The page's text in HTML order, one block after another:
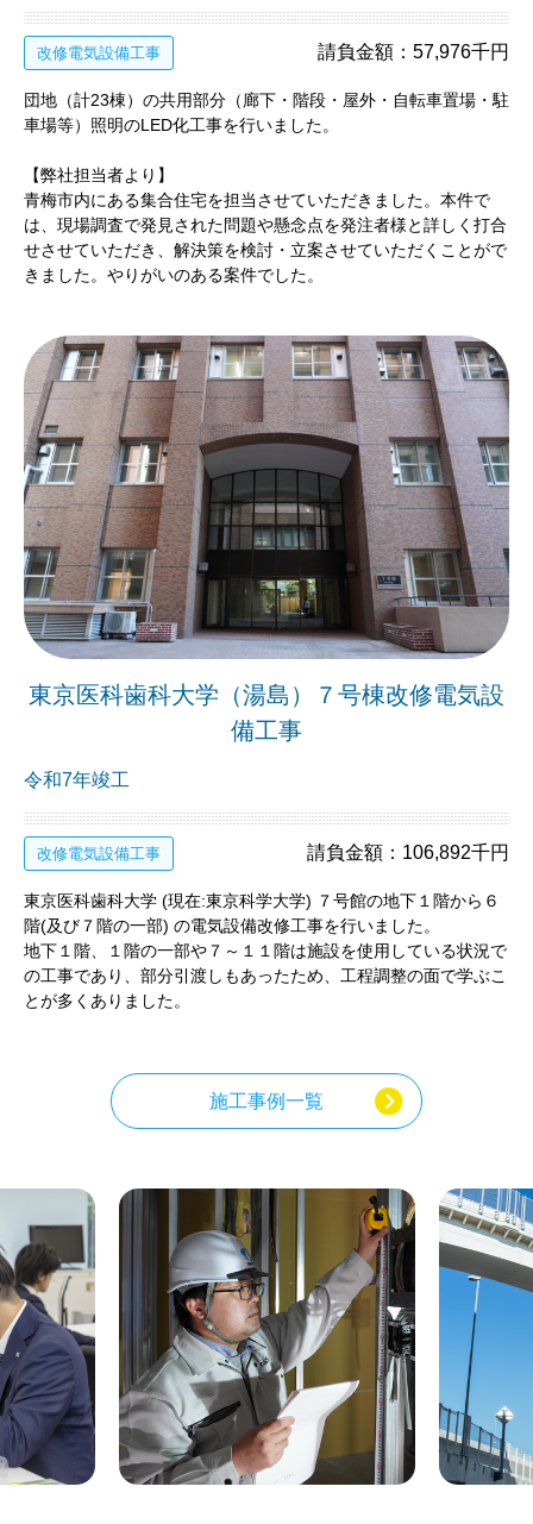
改修電気設備工事 請負金額：57,976千円
団地（計23棟）の共用部分（廊下・階段・屋外・自転車置場・駐
車場等）照明のLED化工事を行いました。
【弊社担当者より】
青梅市内にある集合住宅を担当させていただきました。本件で
は、現場調査で発見された問題や懸念点を発注者様と詳しく打合
せさせていただき、解決策を検討・立案させていただくことがで
きました。やりがいのある案件でした。
東京医科歯科大学（湯島）７号棟改修電気設
備工事
令和7年竣工
改修電気設備工事 請負金額：106,892千円
東京医科歯科大学 (現在:東京科学大学) ７号館の地下１階から６
階(及び７階の一部) の電気設備改修工事を行いました。
地下１階、１階の一部や７～１１階は施設を使用している状況で
の工事であり、部分引渡しもあったため、工程調整の面で学ぶこ
とが多くありました。
施工事例一覧